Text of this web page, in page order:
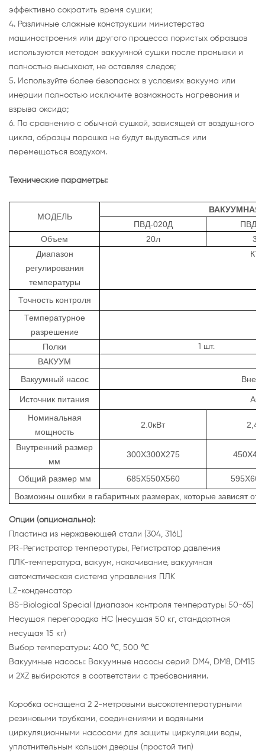
эффективно сократить время сушки;
4. Различные сложные конструкции министерства
машиностроения или другого процесса пористых образцов
используются методом вакуумной сушки после промывки и
полностью высыхают, не оставляя следов;
5. Используйте более безопасно: в условиях вакуума или
инерции полностью исключите возможность нагревания и
взрыва оксида;
6. По сравнению с обычной сушкой, зависящей от воздушного
цикла, образцы порошка не будут выдуваться или
перемещаться воздухом.
Технические параметры:
МОДЕЛЬ
ВАКУУМНАЯ
ПВД-020Д
ПВД-
Объем
20л
Диапазон
регулирования
температуры
Точность контроля
Температурное
разрешение
Полки 1 шт.
ВАКУУМ
Вакуумный насос
Источник питания
Номинальная
мощность
2.0кВт 2,4
Внутренний размер
мм
300X300X275
Общий размер мм 685X550X560
Возможны ошибки в габаритных размерах, которые зависят от
Опции (опционально):
Пластина из нержавеющей стали (304, 316L)
PR-Регистратор температуры, Регистратор давления
ПЛК-температура, вакуум, накачивание, вакуумная
автоматическая система управления ПЛК
LZ-конденсатор
BS-Biological Special (диапазон контроля температуры 50-65)
Несущая перегородка HC (несущая 50 кг, стандартная
несущая 15 кг)
Выбор температуры: 400 ℃, 500 ℃
Вакуумные насосы: Вакуумные насосы серий DM4, DM8, DM15
и 2XZ выбираются в соответствии с требованиями.
Коробка оснащена 2 2-метровыми высокотемпературными
резиновыми трубками, соединениями и водяными
циркуляционными насосами для защиты циркуляции воды,
уплотнительным кольцом дверцы (простой тип)